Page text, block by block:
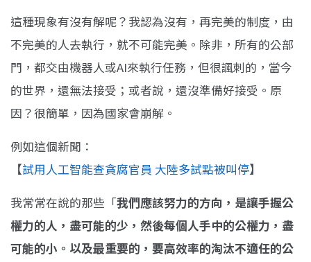
這種現象有沒有解呢？我認為沒有，再完美的制度，由
不完美的人去執行，就不可能完美。除非，所有的公部
門，都交由機器人或AI來執行任務，但很諷刺的，當今
的世界，還無法接受；或者說，還沒準備好接受。原
因？很簡單，因為國家會崩解。
例如這個新聞：
【試用人工智能查貪腐官員 大陸多試點被叫停】
我常常在說的那些「我們應該努力的方向，是讓手握公
權力的人，盡可能的少，然後每個人手中的公權力，盡
可能的小。以及最重要的，要高效率的淘汰不適任的公